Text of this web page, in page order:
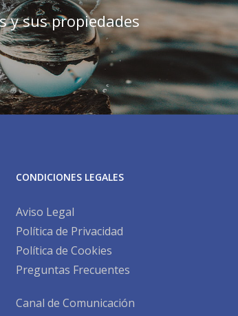
y sus propiedades
CONDICIONES LEGALES
Aviso Legal
Política de Privacidad
Política de Cookies
Preguntas Frecuentes
Canal de Comunicación